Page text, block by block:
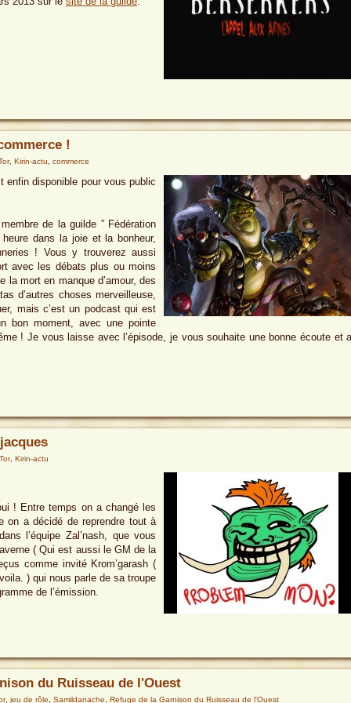
!
, Kirin-actu commerce
enfin disponible pour vous public
de la guilde ” Fédération
dans la joie et la bonheur,
! Vous y trouverez aussi
avec les débats plus ou moins
la mort en manque d’amour, des
d’autres choses merveilleuse,
mais c’est un podcast qui est
bon moment, avec une pointe
! Je vous laisse avec l’épisode, je vous souhaite une bonne écoute et
, Kirin-actu
! Entre temps on a changé les
on a décidé de reprendre tout à
l’équipe Zal’nash, que vous
( Qui est aussi le GM de la
comme invité Krom’garash (
) qui nous parle de sa troupe
de l’émission.
du Ruisseau de l'Ouest
, jeu de rôle Samildanache Refuge de la Garnison du Ruisseau de l'Ouest